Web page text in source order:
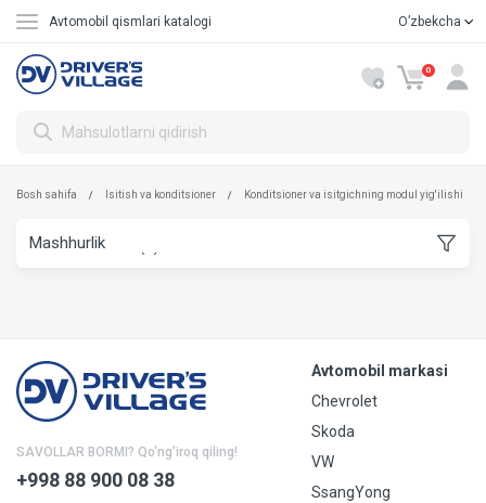
Avtomobil qismlari katalogi Oʼzbekcha
0
Bosh sahifa Isitish va konditsioner Konditsioner va isitgichning modul yig'ilishi
SAVOLLAR BORMI? Qo'ng'iroq qiling!
+998 88 900 08 38
Avtomobil markasi
Chevrolet
Skoda
VW
SsangYong